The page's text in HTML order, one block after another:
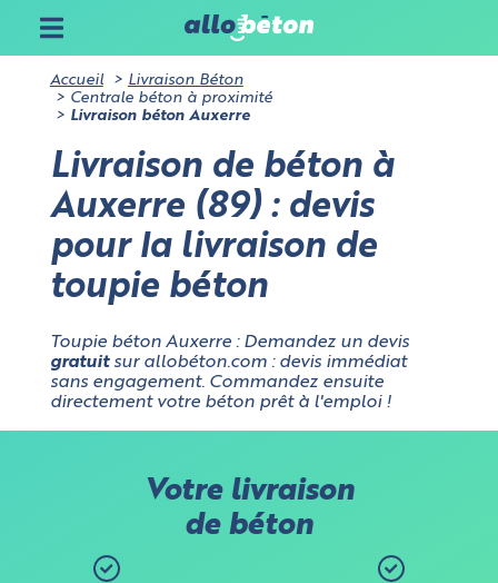
Accueil
Livraison Béton
Centrale béton à proximité
Livraison béton Auxerre
Livraison de béton à
Auxerre (89) : devis
pour la livraison de
toupie béton
Toupie béton Auxerre : Demandez un devis
gratuitsur allobéton.com : devis immédiat
sans engagement. Commandez ensuite
directement votre béton prêt à l'emploi !
Votre livraison
de béton